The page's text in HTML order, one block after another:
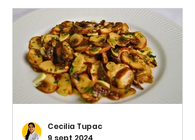
Cecilia Tupac
9 sept 2024